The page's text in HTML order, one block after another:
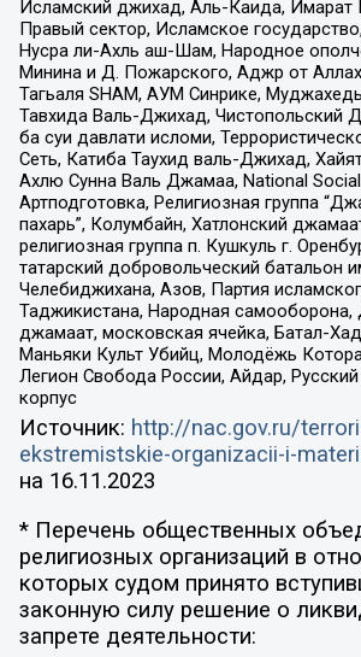
Исламский джихад, Аль-Каида, Имарат
Правый сектор, Исламское
Нусра ли-Ахль аш-Шам, Народное
Минина и Д. Пожарского, Аджр от
Тагьаля SHAM, АУМ Синрике,
Тавхида Валь-Джихад, Чистопольский
ба суи давлати исломи,
Сеть, Катиба Таухид валь-Джихад,
Ахлю Сунна Валь Джамаа, National
Артподготовка, Религиозная группа
пахарь”, Колумбайн, Хатлонский
религиозная группа п. Кушкуль г.
татарский добровольческий батальон
Челебиджихана, Азов, Партия
Таджикистана, Народная самооборона,
джамаат, московская ячейка, Батал-
Маньяки Культ Убийц, Молодёжь
Легион Свобода России, Айдар,
корпус
Источник: http://nac.gov.ru/
ekstremistskie-organizacii-i-
на 16.11.2023
* Перечень общественных
религиозных организаций в
которых судом принято
законную силу решение о
запрете деятельности: